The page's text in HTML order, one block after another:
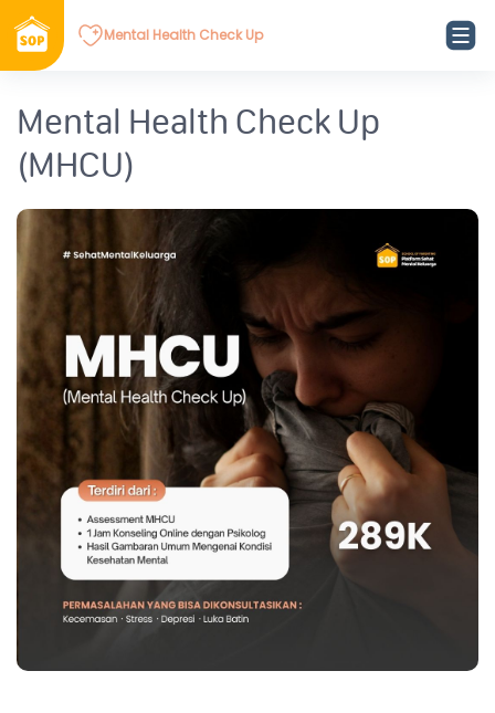
Mental Health Check Up
Mental Health Check Up
(MHCU)